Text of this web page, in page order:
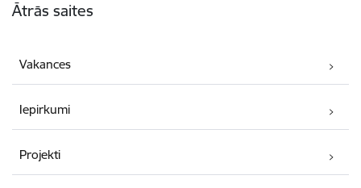
Ātrās saites
Vakances
Iepirkumi
Projekti